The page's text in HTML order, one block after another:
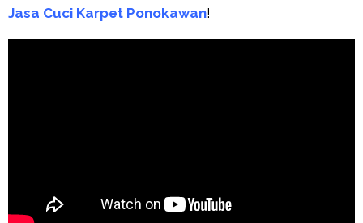
Jasa Cuci Karpet Ponokawan!